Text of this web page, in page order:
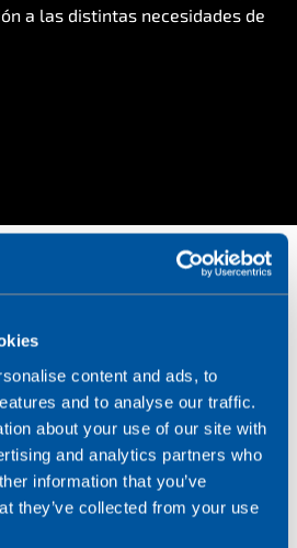
content and ads, to
and to analyse our traffic.
about your use of our site with
and analytics partners who
information that you’ve
they’ve collected from your use
a las distintas necesidades de
de la solución
país
conexión de datos estable,
a desplegar sus